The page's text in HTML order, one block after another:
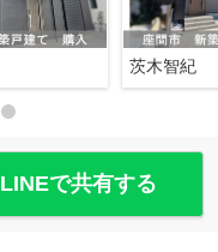
茨木智紀
LINEで共有する